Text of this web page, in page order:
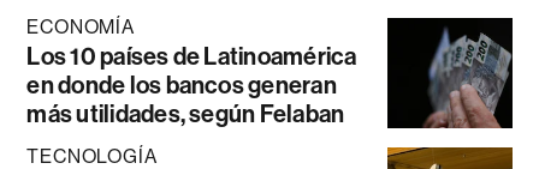
ECONOMÍA
Los 10 países de Latinoamérica
en donde los bancos generan
más utilidades, según Felaban
TECNOLOGÍA